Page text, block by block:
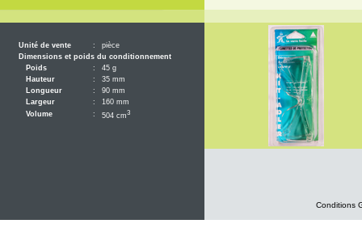
Unité de vente :
pièce
Dimensions et poids du conditionnement
Poids
:
45 g
Hauteur
:
35 mm
Longueur
:
90 mm
Largeur
:
160 mm
Volume
: 504 cm3
Conditions